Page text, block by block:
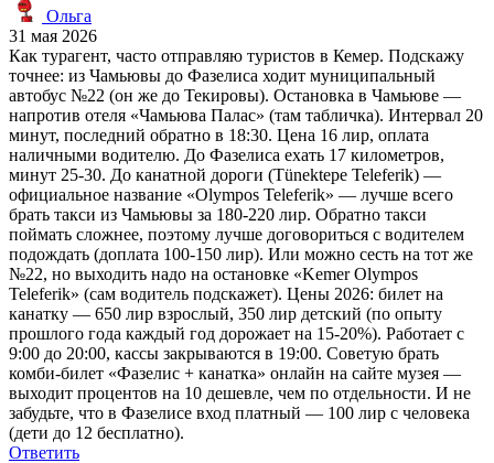
Ольга
31 мая 2026
Как турагент, часто отправляю туристов в Кемер. Подскажу
точнее: из Чамьювы до Фазелиса ходит муниципальный
автобус №22 (он же до Текировы). Остановка в Чамьюве —
напротив отеля «Чамьюва Палас» (там табличка). Интервал 20
минут, последний обратно в 18:30. Цена 16 лир, оплата
наличными водителю. До Фазелиса ехать 17 километров,
минут 25-30. До канатной дороги (Tünektepe Teleferik) —
официальное название «Olympos Teleferik» — лучше всего
брать такси из Чамьювы за 180-220 лир. Обратно такси
поймать сложнее, поэтому лучше договориться с водителем
подождать (доплата 100-150 лир). Или можно сесть на тот же
№22, но выходить надо на остановке «Kemer Olympos
Teleferik» (сам водитель подскажет). Цены 2026: билет на
канатку — 650 лир взрослый, 350 лир детский (по опыту
прошлого года каждый год дорожает на 15-20%). Работает с
9:00 до 20:00, кассы закрываются в 19:00. Советую брать
комби-билет «Фазелис + канатка» онлайн на сайте музея —
выходит процентов на 10 дешевле, чем по отдельности. И не
забудьте, что в Фазелисе вход платный — 100 лир с человека
(дети до 12 бесплатно).
Ответить